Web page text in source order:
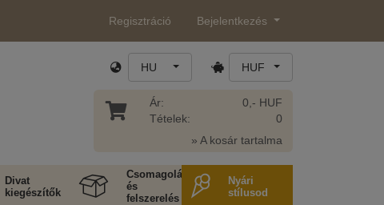
Regisztráció Bejelentkezés
HU HUF
Ár:
Tételek:
0,- HUF
0
» A kosár tartalma
Divat
kiegészítők
Csomagolás
és
felszerelés
Nyári
stílusod